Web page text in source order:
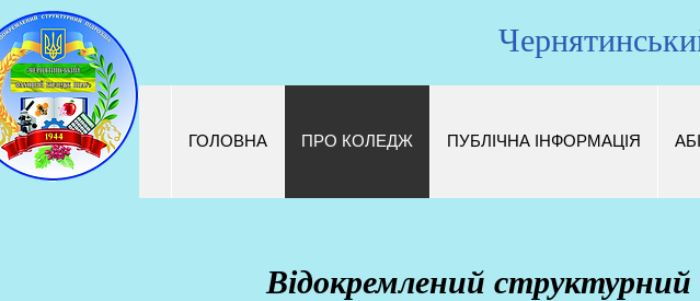
ГОЛОВНА ПРО КОЛЕДЖ ПУБЛІЧНА ІНФОРМАЦІЯ
Відокремлений